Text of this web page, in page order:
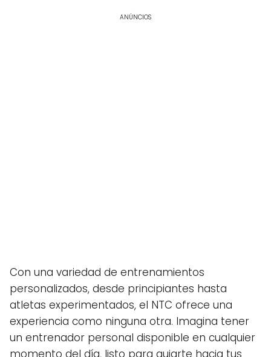
ANÚNCIOS
Con una variedad de entrenamientos
personalizados, desde principiantes hasta
atletas experimentados, el NTC ofrece una
experiencia como ninguna otra. Imagina tener
un entrenador personal disponible en cualquier
momento del día, listo para guiarte hacia tus